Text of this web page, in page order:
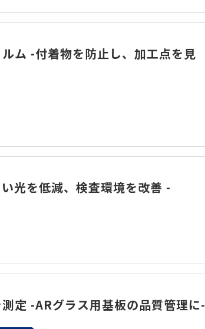
ム -付着物を防止し、加工点を見
光を低減、検査環境を改善 -
定 -ARグラス用基板の品質管理に-